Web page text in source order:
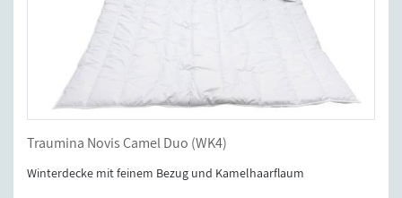
Traumina Novis Camel Duo (WK4)
Winterdecke mit feinem Bezug und Kamelhaarflaum